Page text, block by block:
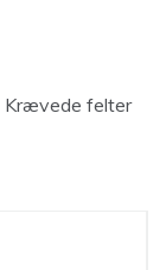
Krævede felter